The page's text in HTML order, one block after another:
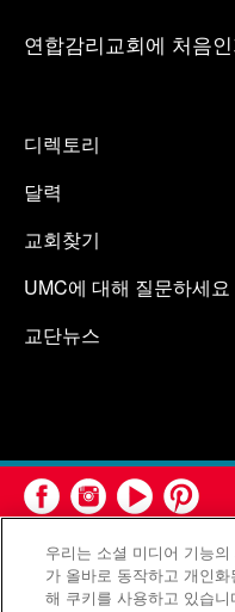
연합감리교회에 처음
디렉토리
달력
교회찾기
UMC에 대해 질문하세요
교단뉴스
우리는 소셜 미디어 기능
가 올바로 동작하고 개인
해 쿠키를 사용하고 있습